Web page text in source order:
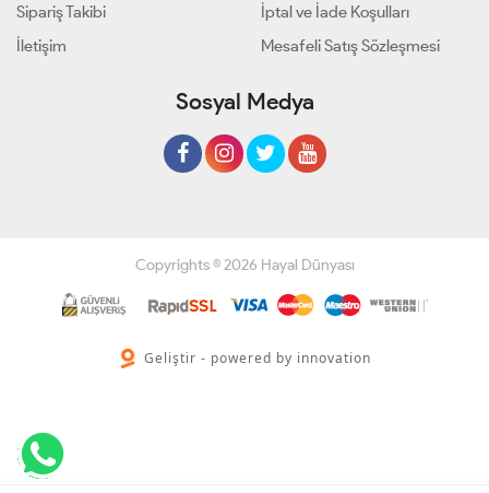
Sipariş Takibi
İletişim
İptal ve İade Koşulları
Mesafeli Satış Sözleşmesi
Sosyal Medya
Copyrights © 2026 Hayal Dünyası
Geliştir - powered by innovation